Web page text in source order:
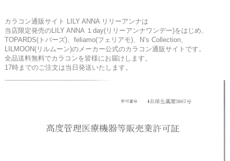
カラコン通販サイト LILY ANNA リリーアンナは
当店限定発売のLILY ANNA １day(リリーアンナワンデー)をはじめ、
TOPARDS(トパーズ)、feliamo(フェリアモ)、N’s Collection、
LILMOON(リルムーン)のメーカー公式のカラコン通販サイトです。
全品送料無料でカラコンを皆様にお届けします。
17時までのご注文は当日発送いたします。